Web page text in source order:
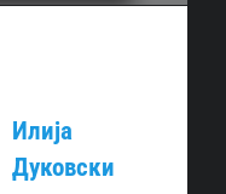
Илија
Дуковски